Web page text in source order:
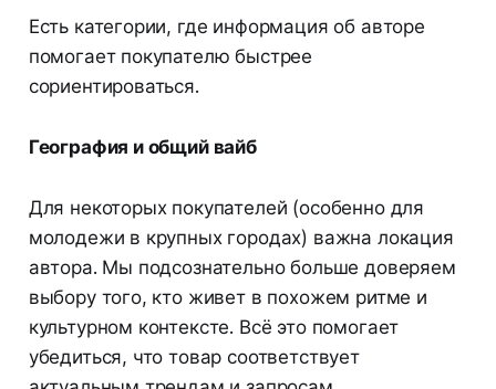
Есть категории, где информация об авторе
помогает покупателю быстрее
сориентироваться.
География и общий вайб
Для некоторых покупателей (особенно для
молодежи в крупных городах) важна локация
автора. Мы подсознательно больше доверяем
выбору того, кто живет в похожем ритме и
культурном контексте. Всё это помогает
убедиться, что товар соответствует